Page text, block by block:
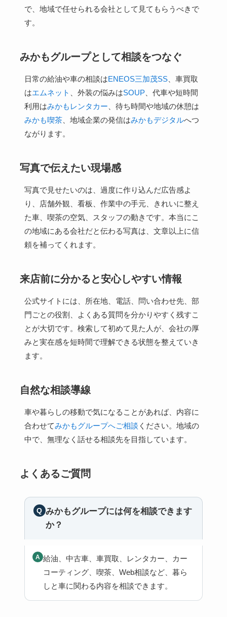
で、地域で任せられる会社として見てもらうべきで
す。
みかもグループとして相談をつなぐ
日常の給油や車の相談はENEOS三加茂SS 、車買取
はエムネット 、外装の悩みはSOUP 、代車や短時間
利用はみかもレンタカー 、待ち時間や地域の休憩は
みかも喫茶 、地域企業の発信はみかもデジタルへつ
ながります。
写真で伝えたい現場感
写真で見せたいのは、過度に作り込んだ広告感よ
り、店舗外観、看板、作業中の手元、きれいに整え
た車、喫茶の空気、スタッフの動きです。本当にこ
の地域にある会社だと伝わる写真は、文章以上に信
頼を補ってくれます。
来店前に分かると安心しやすい情報
公式サイトには、所在地、電話、問い合わせ先、部
門ごとの役割、よくある質問を分かりやすく残すこ
とが大切です。検索して初めて見た人が、会社の厚
みと実在感を短時間で理解できる状態を整えていき
ます。
自然な相談導線
車や暮らしの移動で気になることがあれば、内容に
合わせてみかもグループへご相談 ください。地域の
中で、無理なく話せる相談先を目指しています。
よくあるご質問
みかもグループには何を相談できます
か？
給油、中古車、車買取、レンタカー、カー
コーティング、喫茶、Web相談など、暮ら
しと車に関わる内容を相談できます。